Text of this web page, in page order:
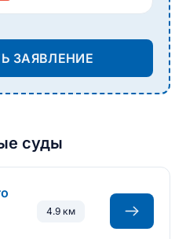
ЗАЯВЛЕНИЕ
суды
4.9 км